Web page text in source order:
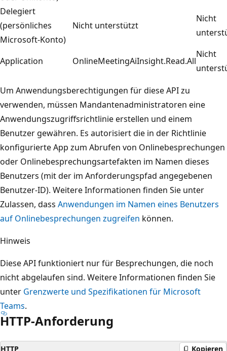
Delegiert
(persönliches
Microsoft-Konto)
Nicht unterstützt
Nicht
Application OnlineMeetingAiInsight.Read.All
Nicht
Um Anwendungsberechtigungen für diese API zu
verwenden, müssen Mandantenadministratoren eine
Anwendungszugriffsrichtlinie erstellen und einem
Benutzer gewähren. Es autorisiert die in der Richtlinie
konfigurierte App zum Abrufen von Onlinebesprechungen
oder Onlinebesprechungsartefakten im Namen dieses
Benutzers (mit der im Anforderungspfad angegebenen
Benutzer-ID). Weitere Informationen finden Sie unter
Zulassen, dass Anwendungen im Namen eines Benutzers
auf Onlinebesprechungen zugreifen können.
Hinweis
Diese API funktioniert nur für Besprechungen, die noch
nicht abgelaufen sind. Weitere Informationen finden Sie
unter Grenzwerte und Spezifikationen für Microsoft
Teams.
HTTP-Anforderung
HTTP Kopieren